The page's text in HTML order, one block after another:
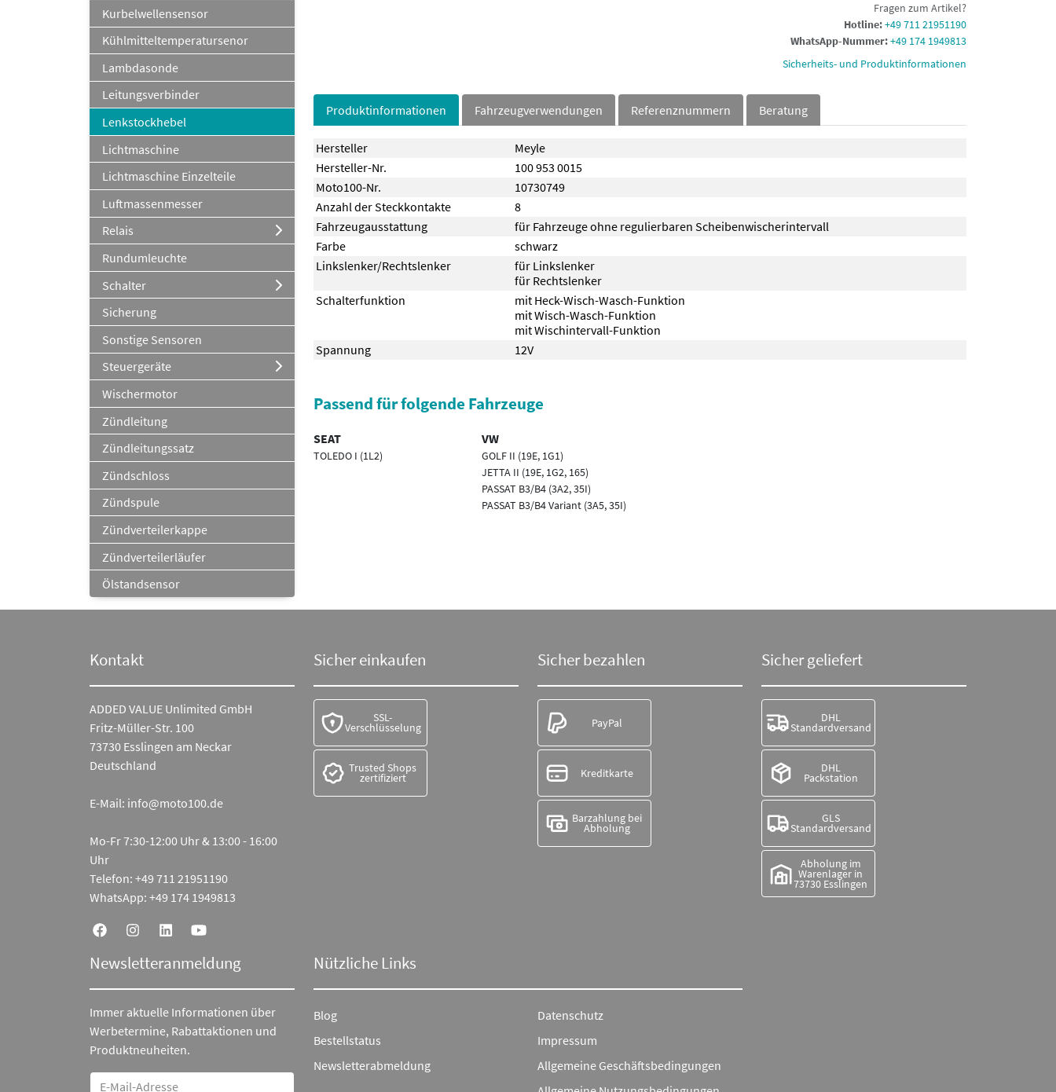
Kurbelwellensensor
Kühlmitteltemperatursenor
Lambdasonde
Leitungsverbinder
Lenkstockhebel
Lichtmaschine
Lichtmaschine Einzelteile
Luftmassenmesser
Relais
Rundumleuchte
Schalter
Sicherung
Sonstige Sensoren
Steuergeräte
Wischermotor
Zündleitung
Zündleitungssatz
Zündschloss
Zündspule
Zündverteilerkappe
Zündverteilerläufer
Ölstandsensor
Fragen zum Artikel?
Hotline:+49 711 21951190
WhatsApp-Nummer:+49 174 1949813
Sicherheits- und Produktinformationen
Produktinformationen Fahrzeugverwendungen Referenznummern Beratung
Hersteller
Meyle
Hersteller-Nr.
100 953 0015
Moto100-Nr.
10730749
Anzahl der Steckkontakte
8
Fahrzeugausstattung
für Fahrzeuge ohne regulierbaren Scheibenwischerintervall
Farbe
schwarz
Linkslenker/Rechtslenker
für Linkslenker
für Rechtslenker
Schalterfunktion
mit Heck-Wisch-Wasch-Funktion
mit Wisch-Wasch-Funktion
mit Wischintervall-Funktion
Spannung
12V
Passend für folgende Fahrzeuge
SEAT
TOLEDO I (1L2)
VW
GOLF II (19E, 1G1)
JETTA II (19E, 1G2, 165)
PASSAT B3/B4 (3A2, 35I)
PASSAT B3/B4 Variant (3A5, 35I)
Kontakt
ADDED VALUE Unlimited GmbH
Fritz-Müller-Str. 100
73730 Esslingen am Neckar
Deutschland
E-Mail: info@moto100.de
Mo-Fr 7:30-12:00 Uhr & 13:00 - 16:00
Uhr
Telefon: +49 711 21951190
WhatsApp: +49 174 1949813
Sicher einkaufen
SSL-
Verschlüsselung
Trusted Shops
zertifiziert
Sicher bezahlen
PayPal
Kreditkarte
Barzahlung bei
Abholung
Sicher geliefert
DHL
Standardversand
DHL
Packstation
GLS
Standardversand
Abholung im
Warenlager in
73730 Esslingen
Newsletteranmeldung
Immer aktuelle Informationen über
Werbetermine, Rabattaktionen und
Produktneuheiten.
Nützliche Links
Blog
Bestellstatus
Newsletterabmeldung
Datenschutz
Impressum
Allgemeine Geschäftsbedingungen